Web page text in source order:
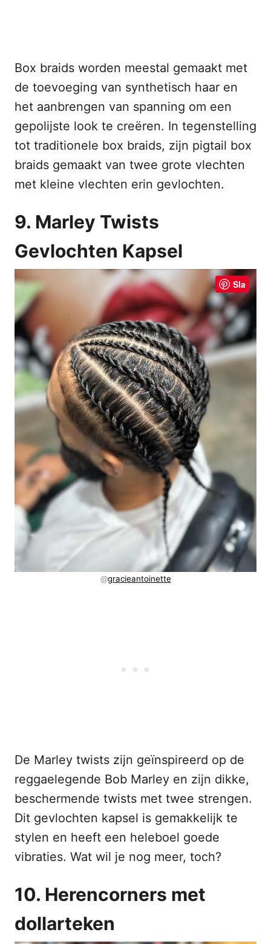
Box braids worden meestal gemaakt met
de toevoeging van synthetisch haar en
het aanbrengen van spanning om een
gepolijste look te creëren. In tegenstelling
tot traditionele box braids, zijn pigtail box
braids gemaakt van twee grote vlechten
met kleine vlechten erin gevlochten.
9. Marley Twists
Gevlochten Kapsel
Sla
@gracieantoinette
De Marley twists zijn geïnspireerd op de
reggaelegende Bob Marley en zijn dikke,
beschermende twists met twee strengen.
Dit gevlochten kapsel is gemakkelijk te
stylen en heeft een heleboel goede
vibraties. Wat wil je nog meer, toch?
10. Herencorners met
dollarteken